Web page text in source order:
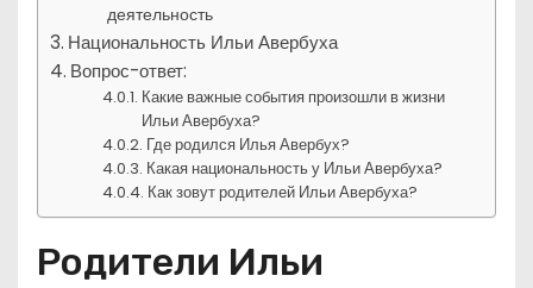
деятельность
Национальность Ильи Авербуха
Вопрос-ответ:
Какие важные события произошли в жизни
Ильи Авербуха?
Где родился Илья Авербух?
Какая национальность у Ильи Авербуха?
Как зовут родителей Ильи Авербуха?
Родители Ильи